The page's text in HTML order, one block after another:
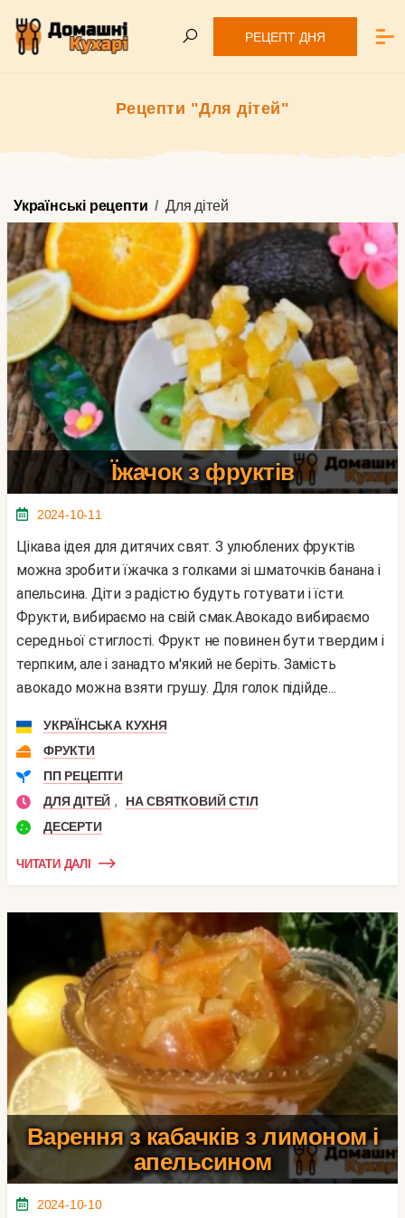
РЕЦЕПТ ДНЯ
Рецепти "Для дітей"
Українські рецепти Для дітей
Їжачок з фруктів
2024-10-11
Цікава ідея для дитячих свят. З улюблених фруктів
можна зробити їжачка з голками зі шматочків банана і
апельсина. Діти з радістю будуть готувати і їсти.
Фрукти, вибираємо на свій смак.Авокадо вибираємо
середньої стиглості. Фрукт не повинен бути твердим і
терпким, але і занадто м'який не беріть. Замість
авокадо можна взяти грушу. Для голок підійде...
УКРАЇНСЬКА КУХНЯ
ФРУКТИ
ПП РЕЦЕПТИ
ДЛЯ ДІТЕЙ ,
НА СВЯТКОВИЙ СТІЛ
ДЕСЕРТИ
ЧИТАТИ ДАЛІ
Варення з кабачків з лимоном і
апельсином
2024-10-10